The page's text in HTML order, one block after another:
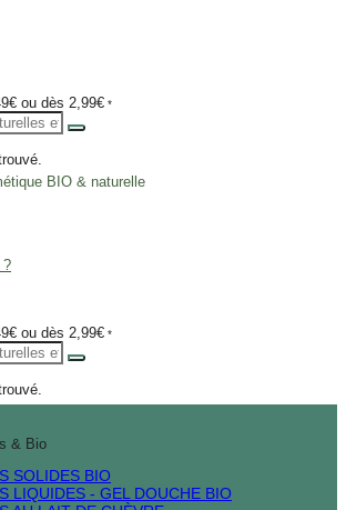
ou dès 2,99€ *
BIO & naturelle
?
ou dès 2,99€ *
& Bio
SOLIDES BIO
LIQUIDES - GEL DOUCHE BIO